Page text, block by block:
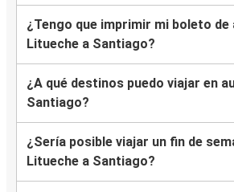
¿Tengo que imprimir mi boleto de
Litueche a Santiago?
¿A qué destinos puedo viajar en
Santiago?
¿Sería posible viajar un fin de
Litueche a Santiago?